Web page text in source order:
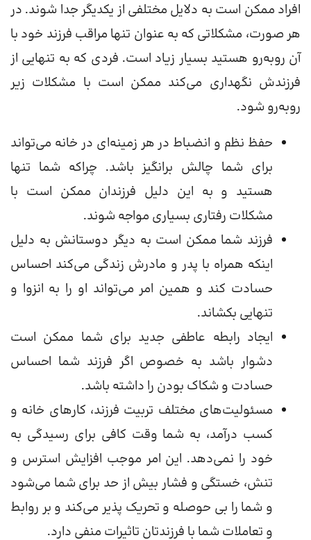
افراد ممکن است به دلایل مختلفی از یکدیگر جدا شوند. در
هر صورت، مشکلاتی که به عنوان تنها مراقب فرزند خود با
آن روبه‌رو هستید بسیار زیاد است. فردی که به تنهایی از
فرزندش نگهداری می‌کند ممکن است با مشکلات زیر
روبه‌رو شود.
حفظ نظم و انضباط در هر زمینه‌ای در خانه می‌تواند
برای شما چالش برانگیز باشد. چراکه شما تنها
هستید و به این دلیل فرزندان ممکن است با
مشکلات رفتاری بسیاری مواجه شوند.
فرزند شما ممکن است به دیگر دوستانش به دلیل
اینکه همراه با پدر و مادرش زندگی می‌کند احساس
حسادت کند و همین امر می‌تواند او را به انزوا و
تنهایی بکشاند.
ایجاد رابطه عاطفی جدید برای شما ممکن است
دشوار باشد به خصوص اگر فرزند شما احساس
حسادت و شکاک بودن را داشته باشد.
مسئولیت‌های مختلف تربیت فرزند، کارهای خانه و
کسب درآمد، به شما وقت کافی برای رسیدگی به
خود را نمی‌دهد. این امر موجب افزایش استرس و
تنش، خستگی و فشار بیش از حد برای شما می‌شود
و شما را بی حوصله و تحریک پذیر می‌کند و بر روابط
و تعاملات شما با فرزندتان تاثیرات منفی دارد.